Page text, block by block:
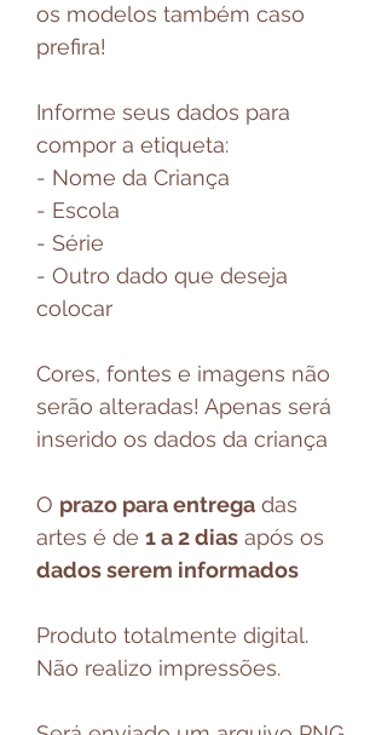
os modelos também caso
prefira!
Informe seus dados para
compor a etiqueta:
- Nome da Criança
- Escola
- Série
- Outro dado que deseja
colocar
Cores, fontes e imagens não
serão alteradas! Apenas será
inserido os dados da criança
O prazo para entrega das
artes é de 1 a 2 dias após os
dados serem informados
Produto totalmente digital.
Não realizo impressões.